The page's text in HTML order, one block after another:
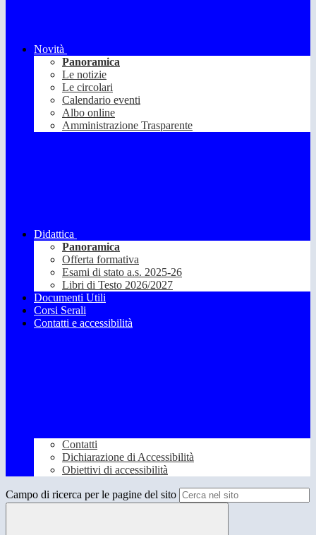
Novità
Panoramica
Le notizie
Le circolari
Calendario eventi
Albo online
Amministrazione Trasparente
Didattica
Panoramica
Offerta formativa
Esami di stato a.s. 2025-26
Libri di Testo 2026/2027
Documenti Utili
Corsi Serali
Contatti e accessibilità
Contatti
Dichiarazione di Accessibilità
Obiettivi di accessibilità
Campo di ricerca per le pagine del sito